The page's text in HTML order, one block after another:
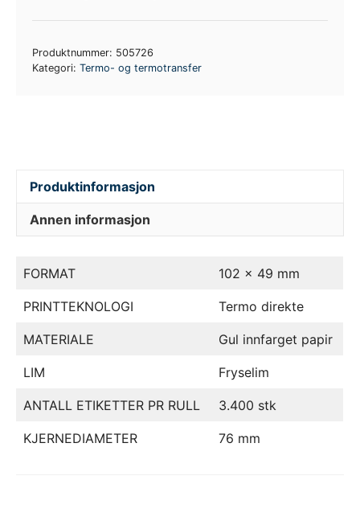
Produktnummer: 505726
Kategori: Termo- og termotransfer
Produktinformasjon
Annen informasjon
FORMAT 102 x 49 mm
PRINTTEKNOLOGI Termo direkte
MATERIALE Gul innfarget papir
LIM Fryselim
ANTALL ETIKETTER PR RULL 3.400 stk
KJERNEDIAMETER 76 mm